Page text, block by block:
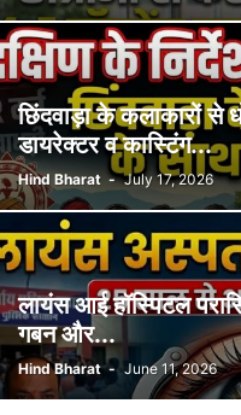
छिंदवाड़ा के कलाकारों से
डायरेक्टर व कास्टिंग...
Hind Bharat - July 17, 2026
लायंस आई हॉस्पिटल
गबन और...
Hind Bharat - June 11, 2026